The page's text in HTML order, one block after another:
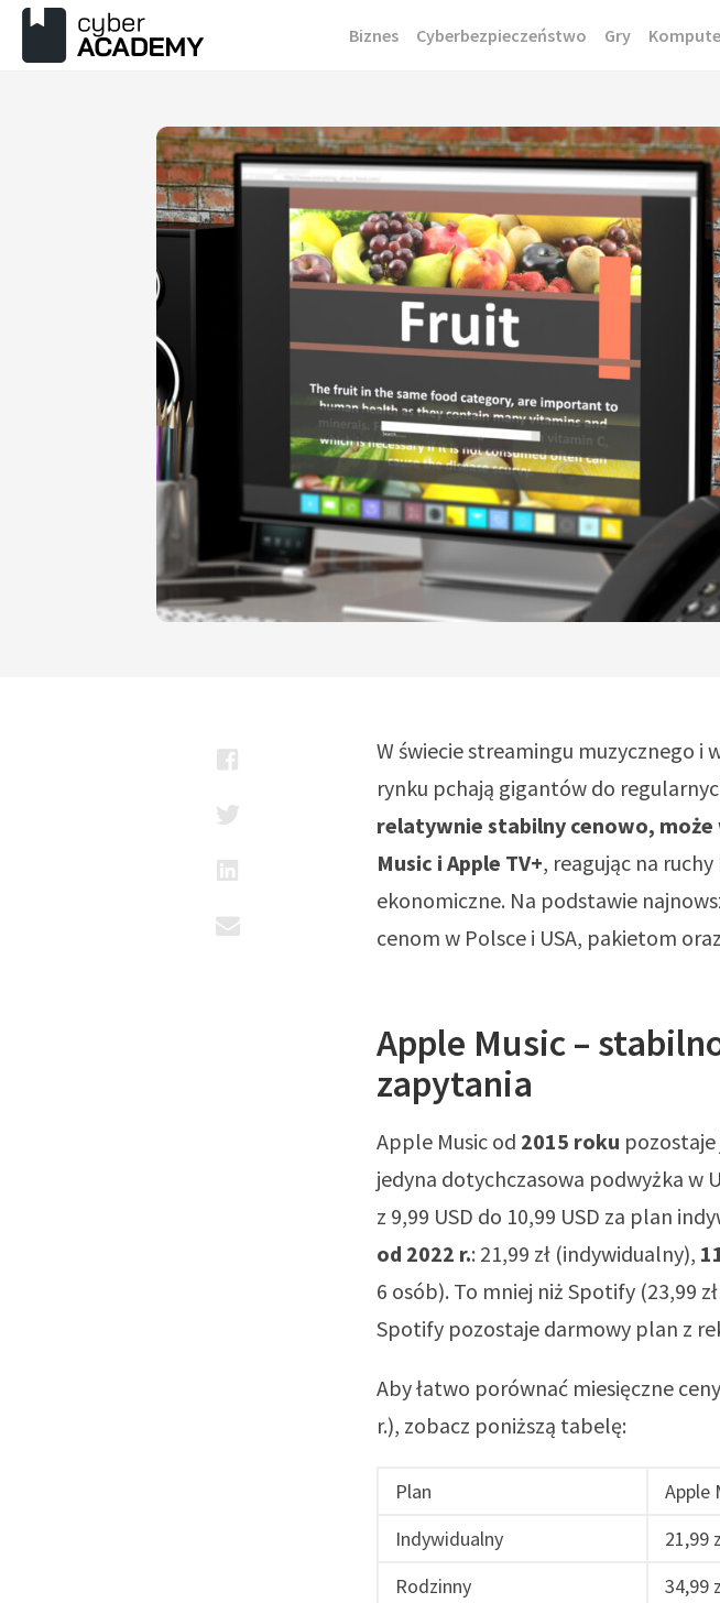
Przejdź
do
Biznes Cyberbezpieczeństwo Gry
W świecie streamingu muzycznego i
rynku pchają gigantów do
relatywnie stabilny cenowo,
Music i Apple TV+, reagując na
ekonomiczne. Na podstawie
cenom w Polsce i USA, pakietom
Apple Music –
zapytania
Apple Music od 2015 roku
jedyna dotychczasowa podwyżka w
z 9,99 USD do 10,99 USD za plan
od 2022 r.: 21,99 zł (indywidualny),
6 osób). To mniej niż Spotify (23,99
Spotify pozostaje darmowy plan z
Aby łatwo porównać miesięczne
r.), zobacz poniższą tabelę:
Plan Apple
Indywidualny
21,99
Rodzinny
34,99